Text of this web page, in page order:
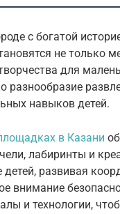
с богатой
не только
для
разнообразие
навыков детей.
в Казани
лабиринты и
детей, развивая
внимание
и технологии,